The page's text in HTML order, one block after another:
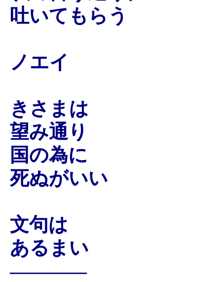
吐いてもらう
ノエイ
きさまは
望み通り
国の為に
死ぬがいい
文句は
あるまい
――――